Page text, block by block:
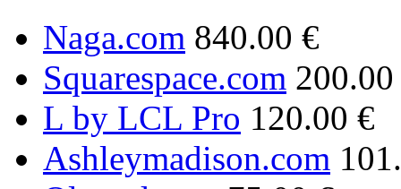
Naga.com 840.00 €
Squarespace.com
L by LCL Pro 120.00 €
Ashleymadison.com